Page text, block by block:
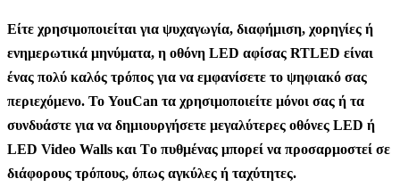
Είτε χρησιμοποιείται για ψυχαγωγία, διαφήμιση, χορηγίες ή
ενημερωτικά μηνύματα, η οθόνη LED αφίσας RTLED είναι
ένας πολύ καλός τρόπος για να εμφανίσετε το ψηφιακό σας
περιεχόμενο. Το YouCan τα χρησιμοποιείτε μόνοι σας ή τα
συνδυάστε για να δημιουργήσετε μεγαλύτερες οθόνες LED ή
LED Video Walls και Tο πυθμένας μπορεί να προσαρμοστεί σε
διάφορους τρόπους, όπως αγκύλες ή ταχύτητες.